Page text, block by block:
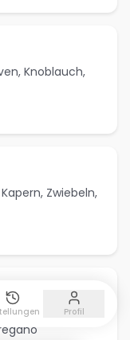
Knoblauch,
Zwiebeln,
Profil